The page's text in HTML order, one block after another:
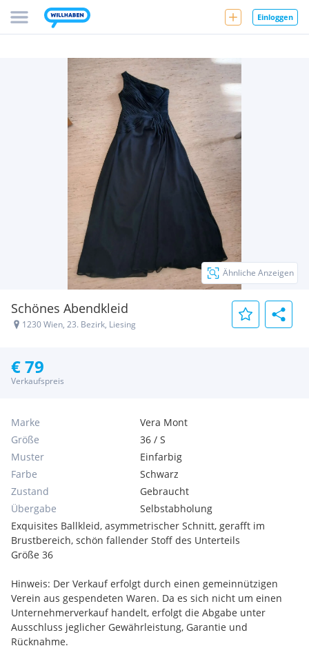
Einloggen
Schönes Abendkleid
1230 Wien, 23. Bezirk, Liesing
Ähnliche Anzeigen
€ 79
Verkaufspreis
Marke
Vera Mont
Größe
36 / S
Muster
Einfarbig
Farbe
Schwarz
Zustand
Gebraucht
Übergabe
Selbstabholung
Exquisites Ballkleid, asymmetrischer Schnitt, gerafft im
Brustbereich, schön fallender Stoff des Unterteils
Größe 36
Hinweis: Der Verkauf erfolgt durch einen gemeinnützigen
Verein aus gespendeten Waren. Da es sich nicht um einen
Unternehmerverkauf handelt, erfolgt die Abgabe unter
Ausschluss jeglicher Gewährleistung, Garantie und
Rücknahme.